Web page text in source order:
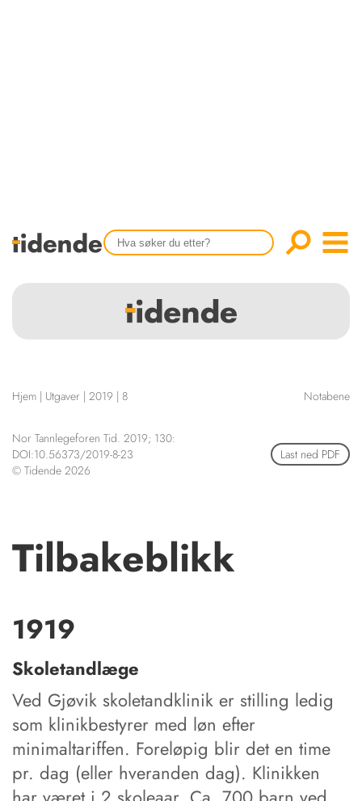
Tidligere utgaver
HENVISNINGER
KURSKALENDER
STILLINGER
KJØP & SALG
KONTAKT
Scientific articles
Publication and media
Hjem | Utgaver | 2019 | 8 Notabene
Nor Tannlegeforen Tid. 2019; 130:
DOI:10.56373/2019-8-23
© Tidende 2026
Last ned PDF
Tilbakeblikk
1919
Skoletandlæge
Ved Gjøvik skoletandklinik er stilling ledig
som klinikbestyrer med løn efter
minimaltariffen. Foreløpig blir det en time
pr. dag (eller hveranden dag). Klinikken